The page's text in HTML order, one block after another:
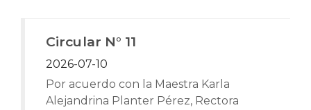
Circular N° 11
2026-07-10
Por acuerdo con la Maestra Karla
Alejandrina Planter Pérez, Rectora